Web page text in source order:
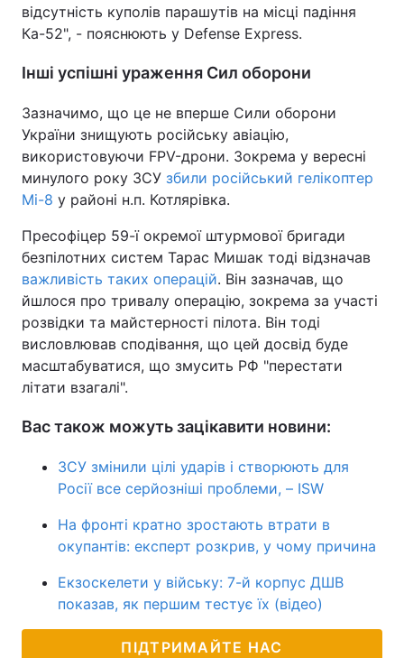
відсутність куполів парашутів на місці падіння
Ка-52", - пояснюють у Defense Express.
Інші успішні ураження Сил оборони
Зазначимо, що це не вперше Сили оборони
України знищують російську авіацію,
використовуючи FPV-дрони. Зокрема у вересні
минулого року ЗСУ збили російський гелікоптер
Мі-8 у районі н.п. Котлярівка.
Пресофіцер 59-ї окремої штурмової бригади
безпілотних систем Тарас Мишак тоді відзначав
важливість таких операцій. Він зазначав, що
йшлося про тривалу операцію, зокрема за участі
розвідки та майстерності пілота. Він тоді
висловлював сподівання, що цей досвід буде
масштабуватися, що змусить РФ "перестати
літати взагалі".
Вас також можуть зацікавити новини:
ЗСУ змінили цілі ударів і створюють для
Росії все серйозніші проблеми, – ISW
На фронті кратно зростають втрати в
окупантів: експерт розкрив, у чому причина
Екзоскелети у війську: 7-й корпус ДШВ
показав, як першим тестує їх (відео)
ПІДТРИМАЙТЕ НАС